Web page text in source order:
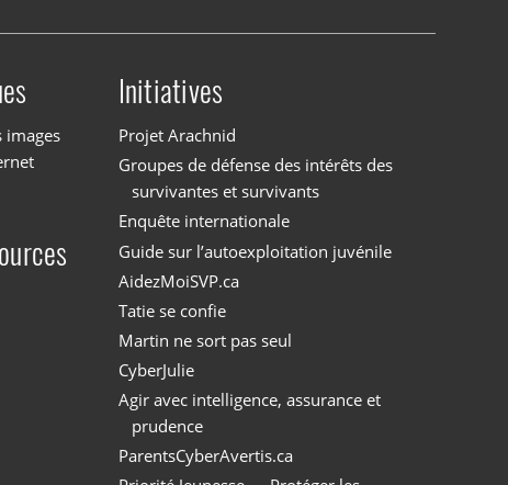
images
Initiatives
Projet Arachnid
Groupes de défense des intérêts des
survivantes et survivants
Enquête internationale
Guide sur l’autoexploitation juvénile
AidezMoiSVP.ca
Tatie se confie
Martin ne sort pas seul
CyberJulie
Agir avec intelligence, assurance et
prudence
ParentsCyberAvertis.ca